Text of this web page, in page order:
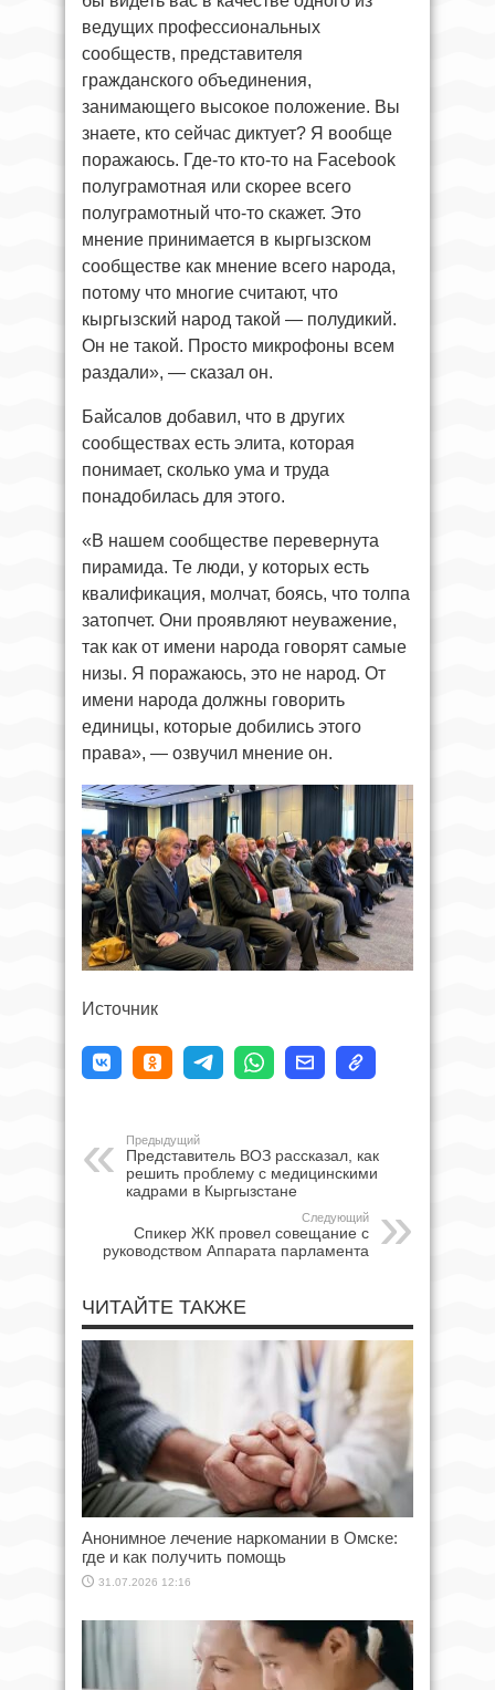
ведущих профессиональных
сообществ, представителя
гражданского объединения,
занимающего высокое положение. Вы
знаете, кто сейчас диктует? Я вообще
поражаюсь. Где-то кто-то на Facebook
полуграмотная или скорее всего
полуграмотный что-то скажет. Это
мнение принимается в кыргызском
сообществе как мнение всего народа,
потому что многие считают, что
кыргызский народ такой — полудикий.
Он не такой. Просто микрофоны всем
раздали», — сказал он.
Байсалов добавил, что в других
сообществах есть элита, которая
понимает, сколько ума и труда
понадобилась для этого.
«В нашем сообществе перевернута
пирамида. Те люди, у которых есть
квалификация, молчат, боясь, что толпа
затопчет. Они проявляют неуважение,
так как от имени народа говорят самые
низы. Я поражаюсь, это не народ. От
имени народа должны говорить
единицы, которые добились этого
права», — озвучил мнение он.
Источник
Предыдущий
Представитель ВОЗ рассказал, как
решить проблему с медицинскими
кадрами в Кыргызстане
Следующий
Спикер ЖК провел совещание с
руководством Аппарата парламента
ЧИТАЙТЕ ТАКЖЕ
Анонимное лечение наркомании в Омске:
где и как получить помощь
31.07.2026 12:16